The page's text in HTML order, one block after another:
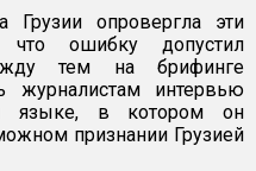
Грузии опровергла эти
что ошибку допустил
тем на брифинге
журналистам интервью
языке, в котором он
признании Грузией